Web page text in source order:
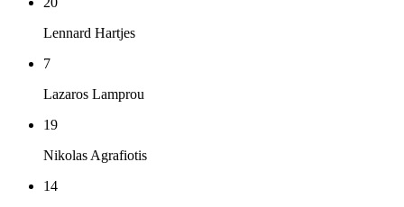
Lennard Hartjes
7
Lazaros Lamprou
19
Nikolas Agrafiotis
14